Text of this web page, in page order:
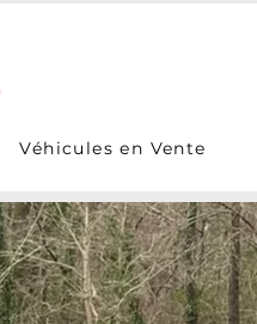
Véhicules en Vente